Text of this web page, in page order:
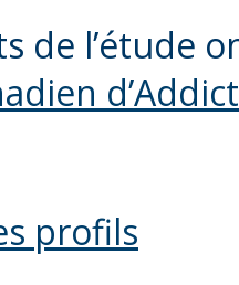
de l’étude
profils